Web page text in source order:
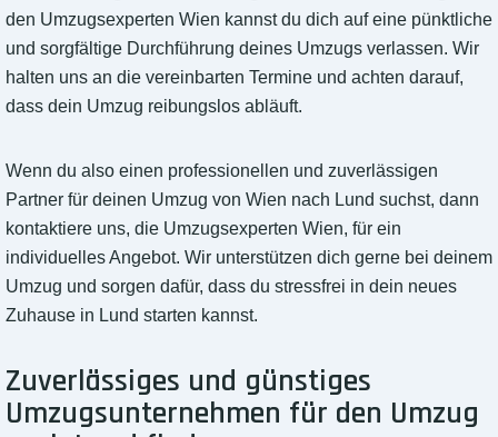
den Umzugsexperten Wien kannst du dich auf eine pünktliche
und sorgfältige Durchführung deines Umzugs verlassen. Wir
halten uns an die vereinbarten Termine und achten darauf,
dass dein Umzug reibungslos abläuft.
Wenn du also einen professionellen und zuverlässigen
Partner für deinen Umzug von Wien nach Lund suchst, dann
kontaktiere uns, die Umzugsexperten Wien, für ein
individuelles Angebot. Wir unterstützen dich gerne bei deinem
Umzug und sorgen dafür, dass du stressfrei in dein neues
Zuhause in Lund starten kannst.
Zuverlässiges und günstiges
Umzugsunternehmen für den Umzug